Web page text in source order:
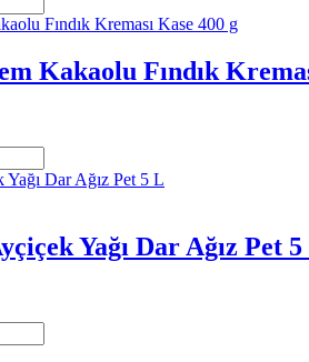
Kakaolu Fındık
Yağı Dar Ağız Pet